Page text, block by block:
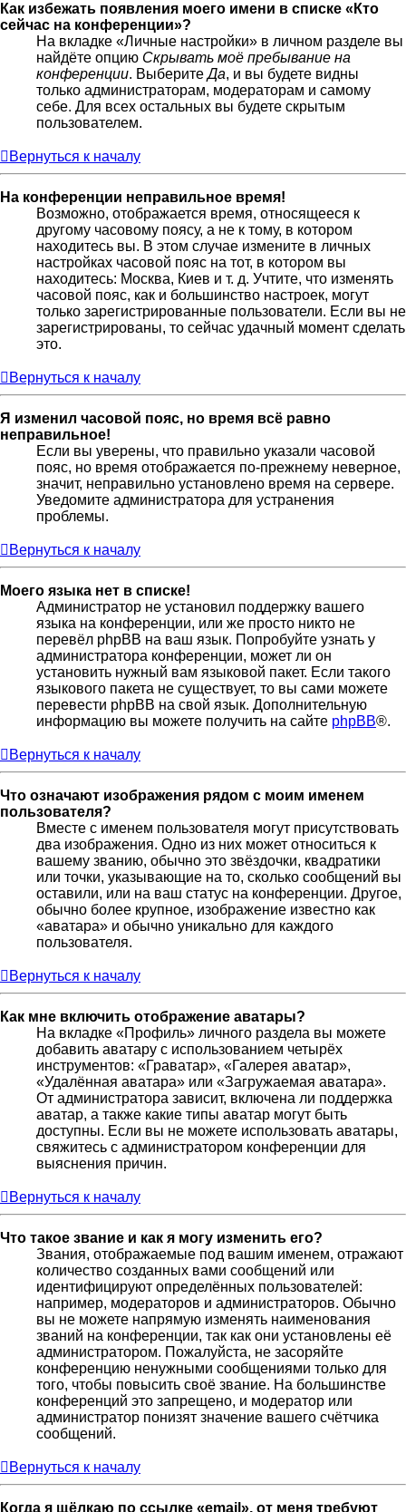
Как избежать появления моего имени в списке «Кто
сейчас на конференции»?
На вкладке «Личные настройки» в личном разделе вы
найдёте опцию Скрывать моё пребывание на
конференции. ВыберитеДа, и вы будете видны
только администраторам, модераторам и самому
себе. Для всех остальных вы будете скрытым
пользователем.
Вернуться к началу
На конференции неправильное время!
Возможно, отображается время, относящееся к
другому часовому поясу, а не к тому, в котором
находитесь вы. В этом случае измените в личных
настройках часовой пояс на тот, в котором вы
находитесь: Москва, Киев и т. д. Учтите, что изменять
часовой пояс, как и большинство настроек, могут
только зарегистрированные пользователи. Если вы не
зарегистрированы, то сейчас удачный момент сделать
это.
Вернуться к началу
Я изменил часовой пояс, но время всё равно
неправильное!
Если вы уверены, что правильно указали часовой
пояс, но время отображается по-прежнему неверное,
значит, неправильно установлено время на сервере.
Уведомите администратора для устранения
проблемы.
Вернуться к началу
Моего языка нет в списке!
Администратор не установил поддержку вашего
языка на конференции, или же просто никто не
перевёл phpBB на ваш язык. Попробуйте узнать у
администратора конференции, может ли он
установить нужный вам языковой пакет. Если такого
языкового пакета не существует, то вы сами можете
перевести phpBB на свой язык. Дополнительную
информацию вы можете получить на сайте phpBB®.
Вернуться к началу
Что означают изображения рядом с моим именем
пользователя?
Вместе с именем пользователя могут присутствовать
два изображения. Одно из них может относиться к
вашему званию, обычно это звёздочки, квадратики
или точки, указывающие на то, сколько сообщений вы
оставили, или на ваш статус на конференции. Другое,
обычно более крупное, изображение известно как
«аватара» и обычно уникально для каждого
пользователя.
Вернуться к началу
Как мне включить отображение аватары?
На вкладке «Профиль» личного раздела вы можете
добавить аватару с использованием четырёх
инструментов: «Граватар», «Галерея аватар»,
«Удалённая аватара» или «Загружаемая аватара».
От администратора зависит, включена ли поддержка
аватар, а также какие типы аватар могут быть
доступны. Если вы не можете использовать аватары,
свяжитесь с администратором конференции для
выяснения причин.
Вернуться к началу
Что такое звание и как я могу изменить его?
Звания, отображаемые под вашим именем, отражают
количество созданных вами сообщений или
идентифицируют определённых пользователей:
например, модераторов и администраторов. Обычно
вы не можете напрямую изменять наименования
званий на конференции, так как они установлены её
администратором. Пожалуйста, не засоряйте
конференцию ненужными сообщениями только для
того, чтобы повысить своё звание. На большинстве
конференций это запрещено, и модератор или
администратор понизят значение вашего счётчика
сообщений.
Вернуться к началу
Когда я щёлкаю по ссылке «email», от меня требуют